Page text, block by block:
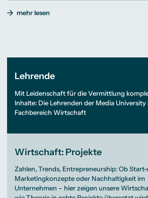
mehr lesen
Lehrende
Mit Leidenschaft für die Vermittlung
Inhalte: Die Lehrenden der Media University
Fachbereich Wirtschaft
Wirtschaft: Projekte
Zahlen, Trends, Entrepreneurship: Ob
Marketingkonzepte oder Nachhaltigkeit im
Unternehmen – hier zeigen unsere